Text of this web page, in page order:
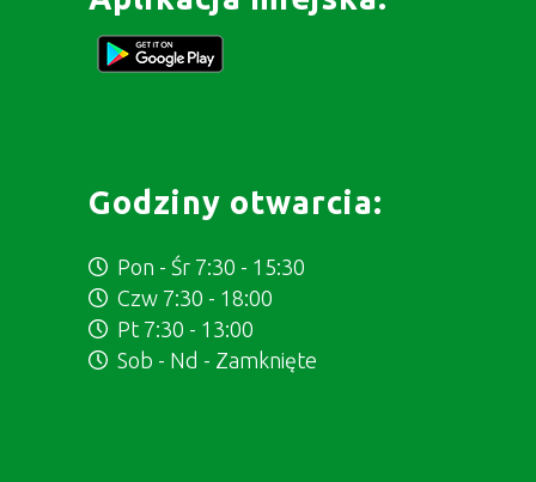
Godziny otwarcia:
Pon - Śr 7:30 - 15:30
Czw 7:30 - 18:00
Pt 7:30 - 13:00
Sob - Nd - Zamknięte